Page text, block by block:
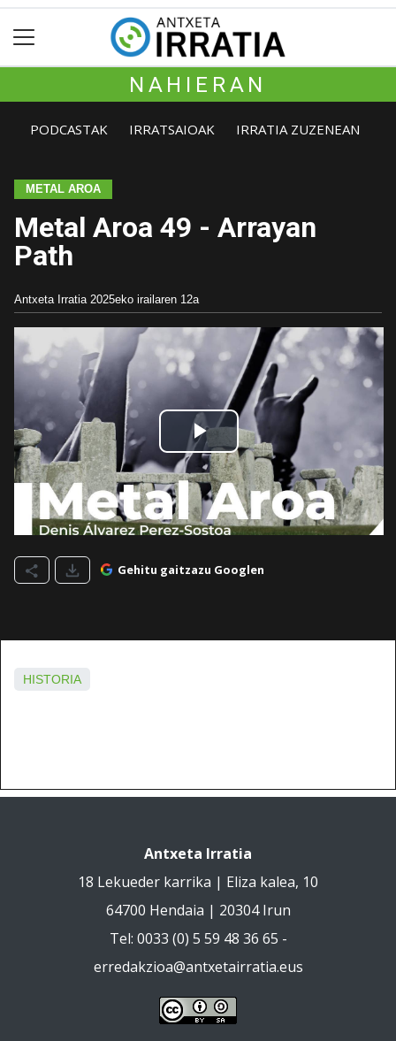
NAHIERAN
PODCASTAK IRRATSAIOAK IRRATIA ZUZENEAN
METAL AROA
Metal Aroa 49 - Arrayan
Path
Antxeta Irratia 2025eko irailaren 12a
Gehitu gaitzazu Googlen
HISTORIA
Antxeta Irratia
18 Lekueder karrika | Eliza kalea, 10
64700 Hendaia | 20304 Irun
Tel: 0033 (0) 5 59 48 36 65 -
erredakzioa@antxetairratia.eus